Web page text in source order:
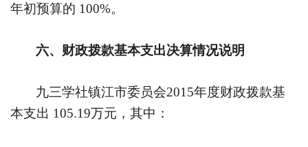
年初预算的 100%。
六、财政拨款基本支出决算情况说明
九三学社镇江市委员会2015年度财政拨款基
本支出 105.19万元，其中：